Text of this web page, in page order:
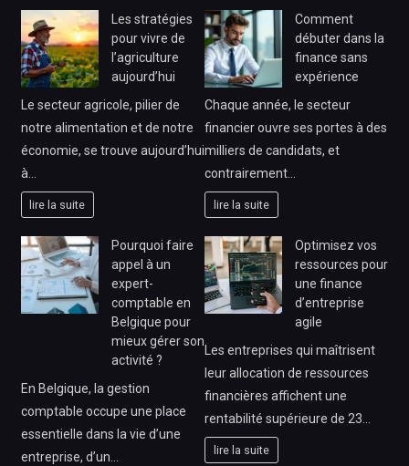
Les stratégies
pour vivre de
l’agriculture
aujourd’hui
Le secteur agricole, pilier de
notre alimentation et de notre
économie, se trouve aujourd’hui
à…
lire la suite
Comment
débuter dans la
finance sans
expérience
Chaque année, le secteur
financier ouvre ses portes à des
milliers de candidats, et
contrairement…
lire la suite
Pourquoi faire
appel à un
expert-
comptable en
Belgique pour
mieux gérer son
activité ?
En Belgique, la gestion
comptable occupe une place
essentielle dans la vie d’une
entreprise, d’un…
Optimisez vos
ressources pour
une finance
d’entreprise
agile
Les entreprises qui maîtrisent
leur allocation de ressources
financières affichent une
rentabilité supérieure de 23…
lire la suite